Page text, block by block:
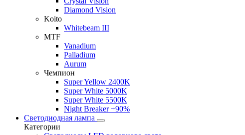
Diamond Vision
Koito
Whitebeam III
MTF
Vanadium
Palladium
Aurum
Чемпион
Super Yellow 2400K
Super White 5000K
Super White 5500K
Night Breaker +90%
Светодиодная лампа
Категории